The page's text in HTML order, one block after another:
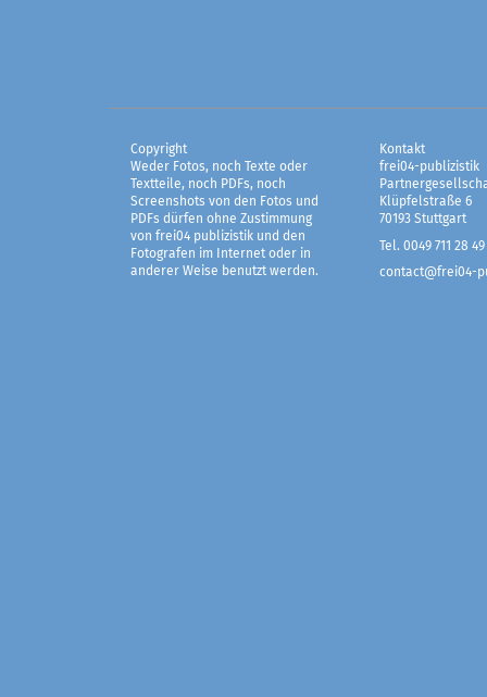
Copyright
Weder Fotos, noch Texte oder
Textteile, noch PDFs, noch
Screenshots von den Fotos und
PDFs dürfen ohne Zustimmung
von frei04 publizistik und den
Fotografen im Internet oder in
anderer Weise benutzt werden.
Kontakt
frei04-publizistik
Klüpfelstraße 6
70193 Stuttgart
Tel. 0049 711 28 49
contact@frei04-